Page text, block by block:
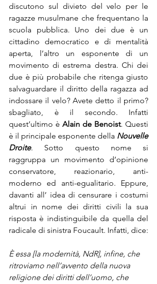
discutono sul divieto del velo per le
ragazze musulmane che frequentano la
scuola pubblica. Uno dei due è un
cittadino democratico e di mentalità
aperta, l’altro un esponente di un
movimento di estrema destra. Chi dei
due è più probabile che ritenga giusto
salvaguardare il diritto della ragazza ad
indossare il velo? Avete detto il primo?
sbagliato, è il secondo. Infatti
quest’ultimo è Alain de Benoist. Questi
è il principale esponente della Nouvelle
Droite. Sotto questo nome si
raggruppa un movimento d’opinione
conservatore, reazionario, anti-
moderno ed anti-egualitario. Eppure,
davanti all’ idea di censurare i costumi
altrui in nome dei diritti civili la sua
risposta è indistinguibile da quella del
radicale di sinistra Foucault. Infatti, dice:
È essa [la modernità, NdR], infine, che
ritroviamo nell’avvento della nuova
religione dei diritti dell’uomo, che